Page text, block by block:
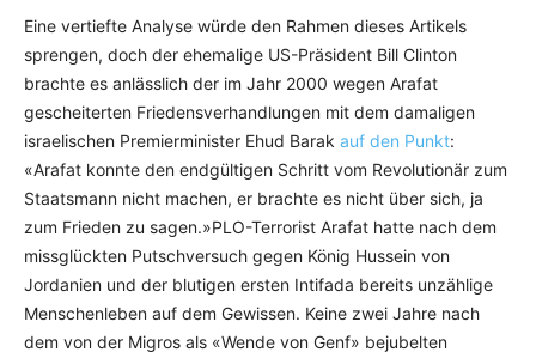
Eine vertiefte Analyse würde den Rahmen dieses Artikels
sprengen, doch der ehemalige US-Präsident Bill Clinton
brachte es anlässlich der im Jahr 2000 wegen Arafat
gescheiterten Friedensverhandlungen mit dem damaligen
israelischen Premierminister Ehud Barak auf den Punkt:
«Arafat konnte den endgültigen Schritt vom Revolutionär zum
Staatsmann nicht machen, er brachte es nicht über sich, ja
zum Frieden zu sagen.»PLO-Terrorist Arafat hatte nach dem
missglückten Putschversuch gegen König Hussein von
Jordanien und der blutigen ersten Intifada bereits unzählige
Menschenleben auf dem Gewissen. Keine zwei Jahre nach
dem von der Migros als «Wende von Genf» bejubelten